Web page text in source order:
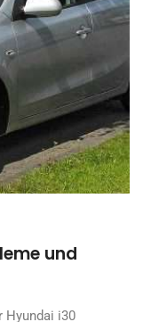
und
Hyundai i30